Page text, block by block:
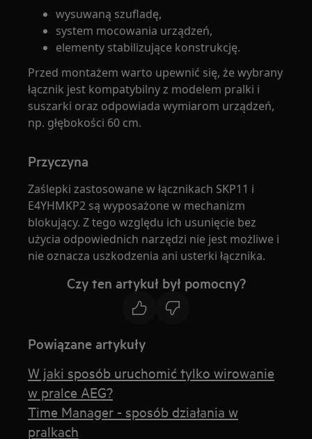
wysuwaną szufladę,
system mocowania urządzeń,
elementy stabilizujące konstrukcję.
Przed montażem warto upewnić się, że wybrany
łącznik jest kompatybilny z modelem pralki i
suszarki oraz odpowiada wymiarom urządzeń,
np. głębokości 60 cm.
Przyczyna
Zaślepki zastosowane w łącznikach SKP11 i
E4YHMKP2 są wyposażone w mechanizm
blokujący. Z tego względu ich usunięcie bez
użycia odpowiednich narzędzi nie jest możliwe i
nie oznacza uszkodzenia ani usterki łącznika.
Czy ten artykuł był pomocny?
Powiązane artykuły
W jaki sposób uruchomić tylko wirowanie
w pralce AEG?
Time Manager - sposób działania w
pralkach